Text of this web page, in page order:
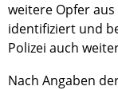
weitere Opfer
identifiziert und
Polizei auch
Nach Angaben